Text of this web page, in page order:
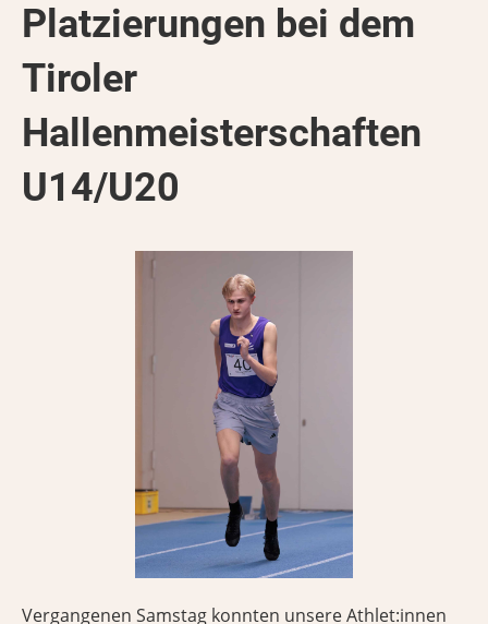
Platzierungen bei dem
Tiroler
Hallenmeisterschaften
U14/U20
Vergangenen Samstag konnten unsere Athlet:innen